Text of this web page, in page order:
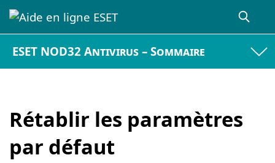
ESET NOD32 Antivirus – Sommaire
Rétablir les paramètres
par défaut